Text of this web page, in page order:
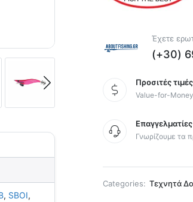
, SBOI,
Έχετε
(+30)
Προσιτές
Value-for-Money
Γνωρίζουμε τα
Categories: Τεχνητά